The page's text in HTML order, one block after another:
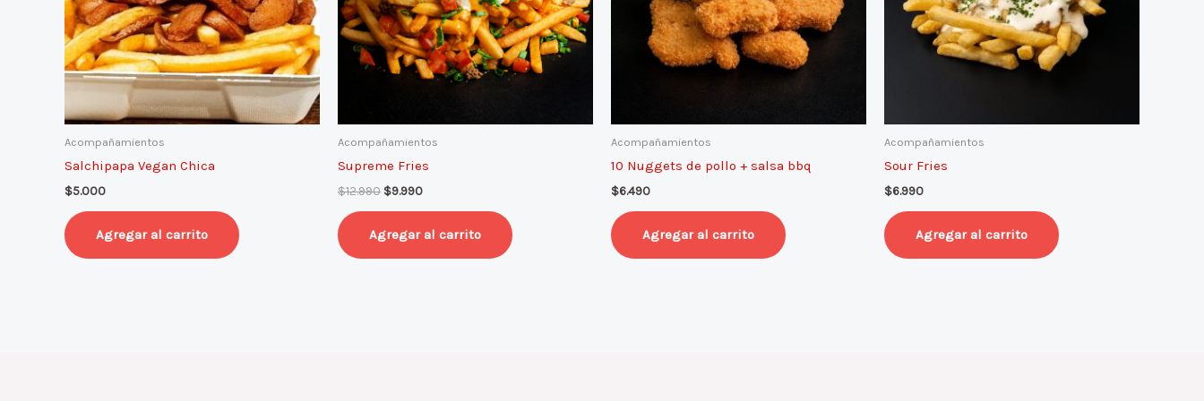
Acompañamientos
Salchipapa Vegan Chica
$5.000
Agregar al carrito
Acompañamientos
Supreme Fries
$12.990 $9.990
Agregar al carrito
Acompañamientos
10 Nuggets de pollo + salsa bbq
$6.490
Agregar al carrito
Acompañamientos
Sour Fries
$6.990
Agregar al carrito